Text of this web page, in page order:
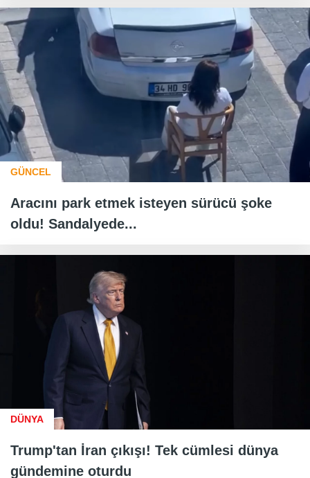
GÜNCEL
Aracını park etmek isteyen sürücü şoke
oldu! Sandalyede...
DÜNYA
Trump'tan İran çıkışı! Tek cümlesi dünya
gündemine oturdu